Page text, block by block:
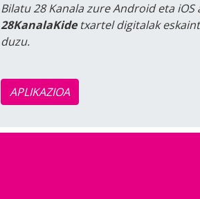
Bilatu 28 Kanala zure Android eta
28KanalaKidetxartel digitalak
duzu.
APLIKAZIOA